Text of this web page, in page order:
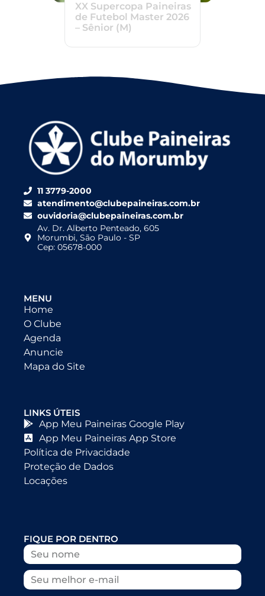
XX Supercopa Paineiras
de Futebol Master 2026
– Sênior (M)
11 3779-2000
atendimento@clubepaineiras.com.br
ouvidoria@clubepaineiras.com.br
Av. Dr. Alberto Penteado, 605
Morumbi, São Paulo - SP
Cep: 05678-000
MENU
Home
O Clube
Agenda
Anuncie
Mapa do Site
LINKS ÚTEIS
App Meu Paineiras Google Play
App Meu Paineiras App Store
Política de Privacidade
Proteção de Dados
Locações
FIQUE POR DENTRO